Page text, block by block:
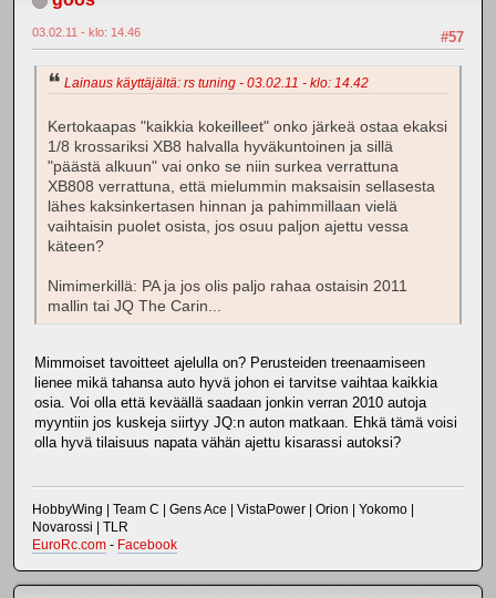
#57
03.02.11 - klo: 14.46
Lainaus käyttäjältä: rs tuning - 03.02.11 - klo: 14.42
Kertokaapas "kaikkia kokeilleet" onko järkeä ostaa ekaksi
1/8 krossariksi XB8 halvalla hyväkuntoinen ja sillä
"päästä alkuun" vai onko se niin surkea verrattuna
XB808 verrattuna, että mielummin maksaisin sellasesta
lähes kaksinkertasen hinnan ja pahimmillaan vielä
vaihtaisin puolet osista, jos osuu paljon ajettu vessa
käteen?
Nimimerkillä: PA ja jos olis paljo rahaa ostaisin 2011
mallin tai JQ The Carin...
Mimmoiset tavoitteet ajelulla on? Perusteiden treenaamiseen
lienee mikä tahansa auto hyvä johon ei tarvitse vaihtaa kaikkia
osia. Voi olla että keväällä saadaan jonkin verran 2010 autoja
myyntiin jos kuskeja siirtyy JQ:n auton matkaan. Ehkä tämä voisi
olla hyvä tilaisuus napata vähän ajettu kisarassi autoksi?
HobbyWing | Team C | Gens Ace | VistaPower | Orion | Yokomo |
Novarossi | TLR
EuroRc.com - Facebook